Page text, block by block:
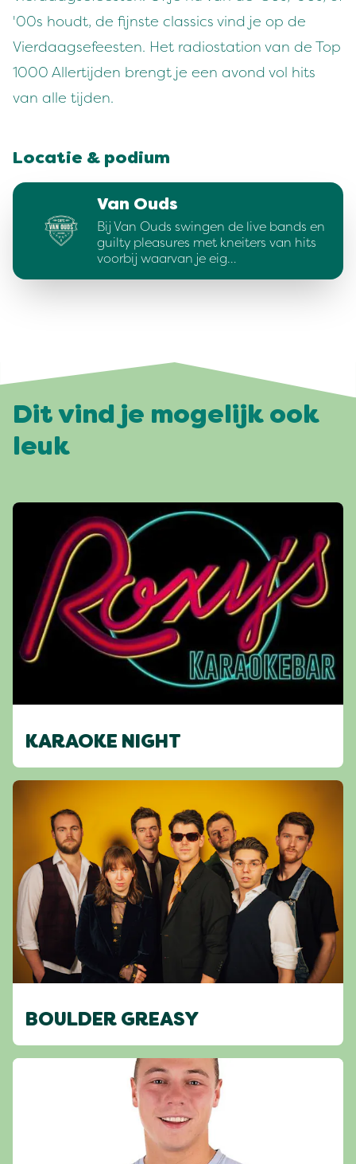
'00s houdt, de fijnste classics vind je op de
Vierdaagsefeesten. Het radiostation van de Top
1000 Allertijden brengt je een avond vol hits
van alle tijden.
Locatie & podium
Van Ouds
Bij Van Ouds swingen de live bands en
guilty pleasures met kneiters van hits
voorbij waarvan je eig…
Dit vind je mogelijk ook
leuk
KARAOKE NIGHT
BOULDER GREASY